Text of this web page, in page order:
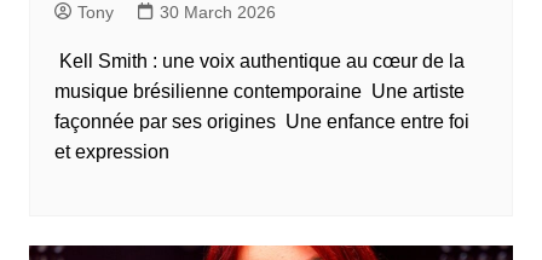
Tony 30 March 2026
Kell Smith : une voix authentique au cœur de la
musique brésilienne contemporaine Une artiste
façonnée par ses origines Une enfance entre foi
et expression